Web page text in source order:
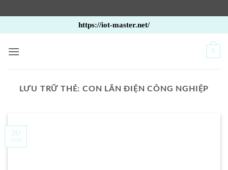
qua
nội
https://iot-master.net/
0
LƯU TRỮ THẺ:CON LĂN ĐIỆN CÔNG NGHIỆP
20
Th10